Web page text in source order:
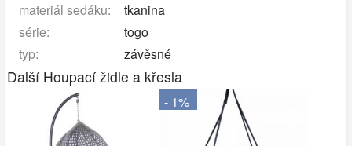
materiál sedáku:
tkanina
série:
togo
typ:
závěsné
Další Houpací židle a křesla
- 1%